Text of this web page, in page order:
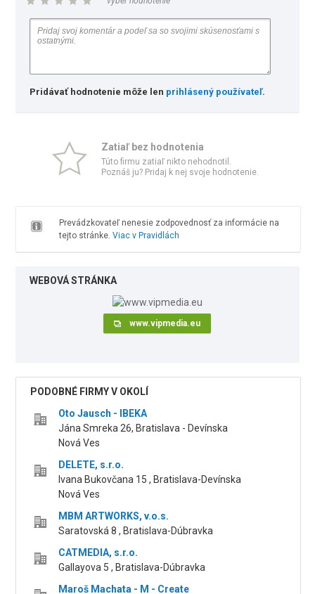
Pridávať hodnotenie môže len prihlásený používateľ.
Zatiaľ bez hodnotenia
Túto firmu zatiaľ nikto nehodnotil.
Poznáš ju? Pridaj k nej svoje hodnotenie.
Prevádzkovateľ nenesie zodpovednosť za informácie na
tejto stránke. Viac v Pravidlách
WEBOVÁ STRÁNKA
www.vipmedia.eu
PODOBNÉ FIRMY V OKOLÍ
Oto Jausch - IBEKA
Jána Smreka 26, Bratislava - Devínska
Nová Ves
DELETE, s.r.o.
Ivana Bukovčana 15 , Bratislava-Devínska
Nová Ves
MBM ARTWORKS, v.o.s.
Saratovská 8 , Bratislava-Dúbravka
CATMEDIA, s.r.o.
Gallayova 5 , Bratislava-Dúbravka
Maroš Machata - M - Create